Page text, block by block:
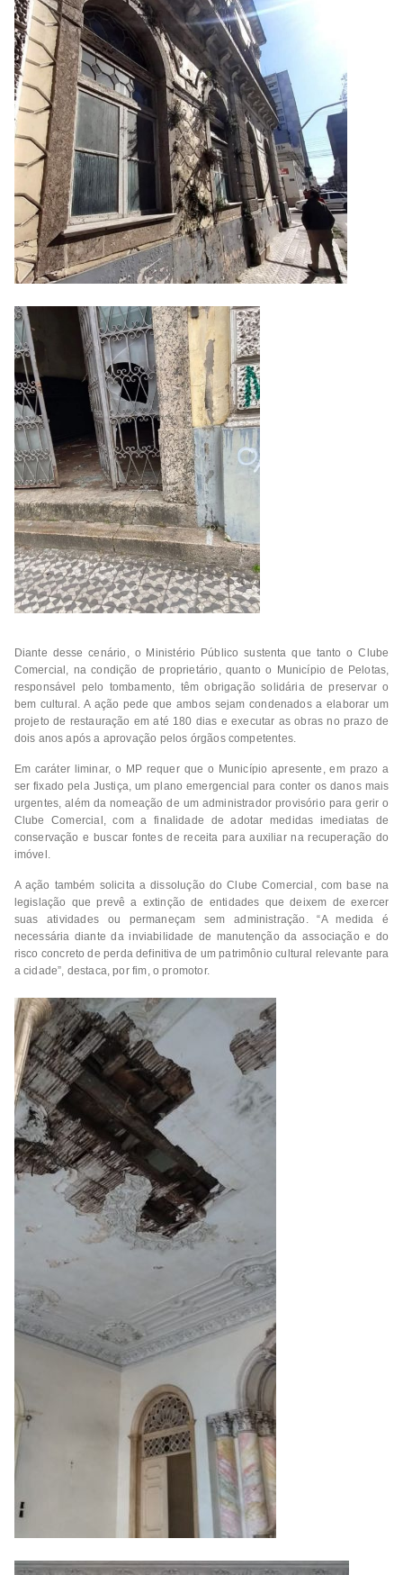
Diante desse cenário, o Ministério Público sustenta que tanto o Clube
Comercial, na condição de proprietário, quanto o Município de Pelotas,
responsável pelo tombamento, têm obrigação solidária de preservar o
bem cultural. A ação pede que ambos sejam condenados a elaborar um
projeto de restauração em até 180 dias e executar as obras no prazo de
dois anos após a aprovação pelos órgãos competentes.
Em caráter liminar, o MP requer que o Município apresente, em prazo a
ser fixado pela Justiça, um plano emergencial para conter os danos mais
urgentes, além da nomeação de um administrador provisório para gerir o
Clube Comercial, com a finalidade de adotar medidas imediatas de
conservação e buscar fontes de receita para auxiliar na recuperação do
imóvel.
A ação também solicita a dissolução do Clube Comercial, com base na
legislação que prevê a extinção de entidades que deixem de exercer
suas atividades ou permaneçam sem administração. “A medida é
necessária diante da inviabilidade de manutenção da associação e do
risco concreto de perda definitiva de um patrimônio cultural relevante para
a cidade”, destaca, por fim, o promotor.